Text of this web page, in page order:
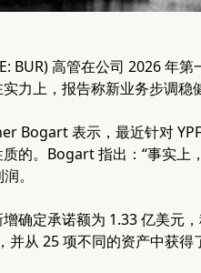
BUR) 高管在公司 2026 年
力上，报告称新业务步调稳
Bogart 表示，最近针对
的。Bogart 指出：“事实上
。
确定承诺额为 1.33 亿美元
并从 25 项不同的资产中获得